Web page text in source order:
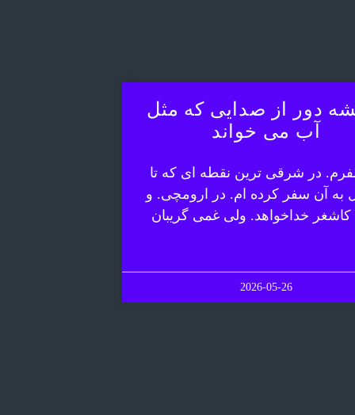
دور از صدایی که مثل
آب می خواند
در شرقی ترین نقطه ای که تا
به آن سفر کرده ام. در ارومچی. و
کاشغر خداخواهد. ولی غمی گریبان
2026-05-26